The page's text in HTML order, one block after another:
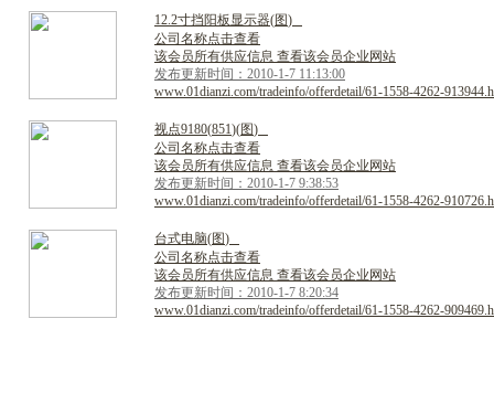
12.2寸挡 阳板显示器(图)
公司名称点击查看
该会员所有供应信息 查看该会员企业网站
发布更新时间：2010-1-7 11:13:00
www.01dianzi.com/tradeinfo/offerdetail/61-1558-4262-
视点9180(851)(图)
公司名称点击查看
该会员所有供应信息 查看该会员企业网站
发布更新时间：2010-1-7 9:38:53
www.01dianzi.com/tradeinfo/offerdetail/61-1558-4262-
台式电脑(图)
公司名称点击查看
该会员所有供应信息 查看该会员企业网站
发布更新时间：2010-1-7 8:20:34
www.01dianzi.com/tradeinfo/offerdetail/61-1558-4262-